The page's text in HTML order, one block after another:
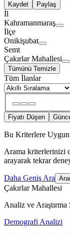
Kaydet
Paylaş
İl
Kahramanmaraş
İlçe
Onikişubat
Semt
Çakırlar Mahallesi
Tümünü Temizle
Tüm İlanlar
Fiyatı Düşen
Bu Kriterlere
Arama kriterlerinizi
arayarak tekrar
Daha Geniş Ara
Çakırlar Mahallesi
Analiz ve Araştırma
Demografi Analizi